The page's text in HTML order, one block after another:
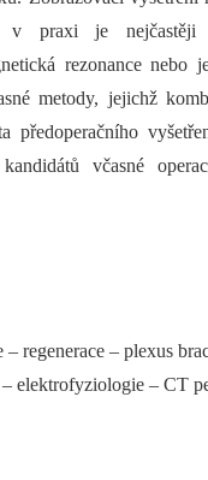
v praxi je nejčastěji
rezonance nebo
metody, jejichž
předoperačního
včasné
– regenerace – plexus
elektrofyziologie – CT